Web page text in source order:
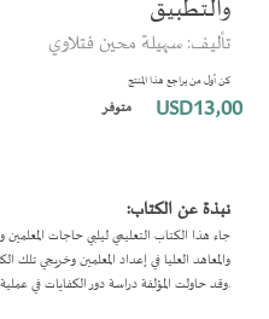
والتطبيق
تأليف: سهيلة محين فتلاوي
كن أول من يراجع هذا المنتج
USD13٫00 متوفر
نبذة عن الكتاب:
جاء هذا الكتاب التعليمي ليلبي حاجات
والمعاهد العليا في إعداد المعلمين وخريجي تلك
.وقد حاولت المؤلفة دراسة دور الكفايات في
بداية
معرض